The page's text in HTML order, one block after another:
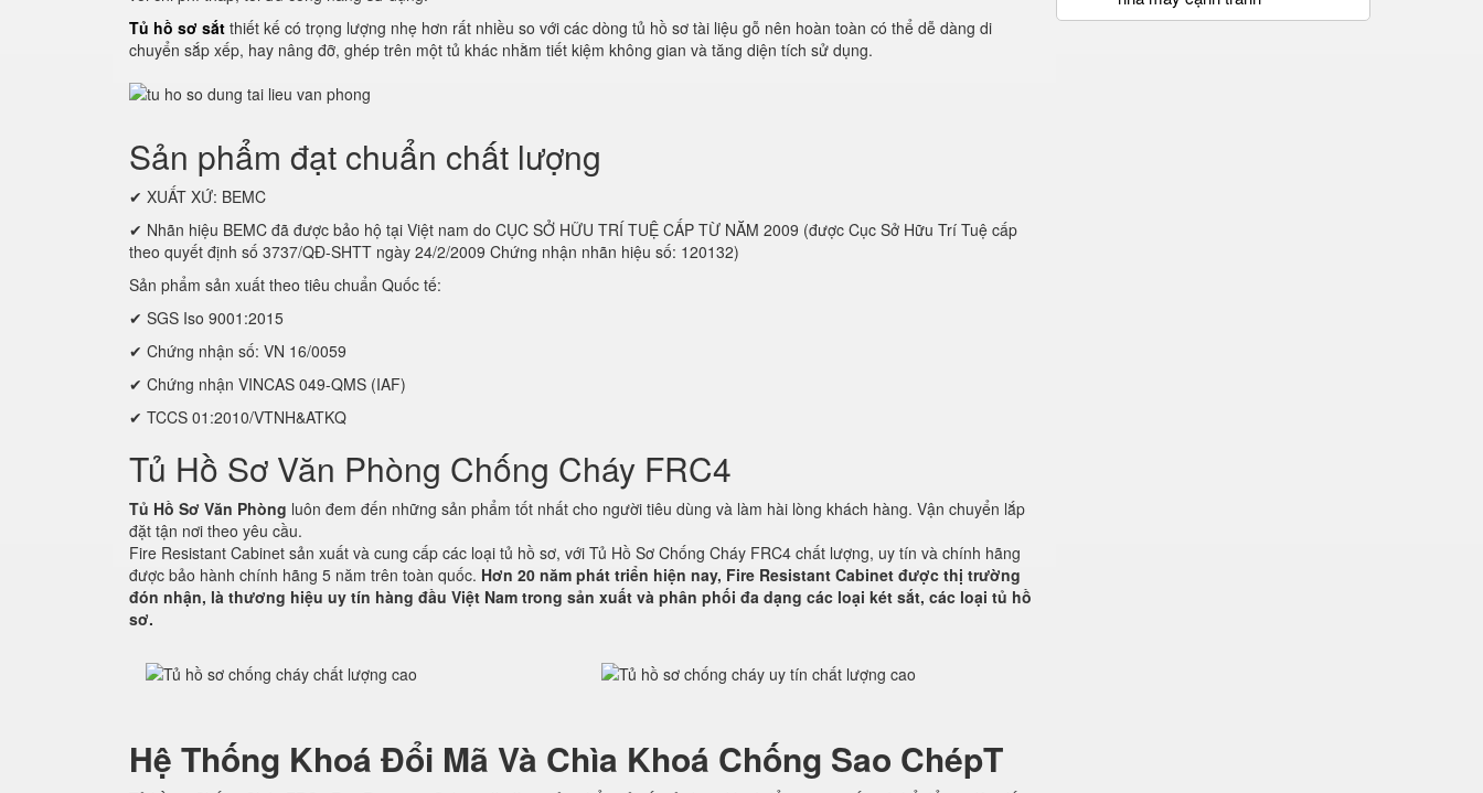
Tủ hồ sơ sắt thiết kế có trọng lượng nhẹ hơn rất nhiều so với các dòng tủ hồ sơ tài liệu gỗ nên hoàn toàn có thể dễ dàng di
chuyển sắp xếp, hay nâng đỡ, ghép trên một tủ khác nhằm tiết kiệm không gian và tăng diện tích sử dụng.
Sản phẩm đạt chuẩn chất lượng
✔ XUẤT XỨ: BEMC
✔ Nhãn hiệu BEMC đã được bảo hộ tại Việt nam do CỤC SỞ HỮU TRÍ TUỆ CẤP TỪ NĂM 2009 (được Cục Sở Hữu Trí Tuệ cấp
theo quyết định số 3737/QĐ-SHTT ngày 24/2/2009 Chứng nhận nhãn hiệu số: 120132)
Sản phẩm sản xuất theo tiêu chuẩn Quốc tế:
✔ SGS Iso 9001:2015
✔ Chứng nhận số: VN 16/0059
✔ Chứng nhận VINCAS 049-QMS (IAF)
✔ TCCS 01:2010/VTNH&ATKQ
Tủ Hồ Sơ Văn Phòng Chống Cháy FRC4
Tủ Hồ Sơ Văn Phòng luôn đem đến những sản phẩm tốt nhất cho người tiêu dùng và làm hài lòng khách hàng. Vận chuyển lắp
đặt tận nơi theo yêu cầu.
Fire Resistant Cabinet sản xuất và cung cấp các loại tủ hồ sơ, với Tủ Hồ Sơ Chống Cháy FRC4 chất lượng, uy tín và chính hãng
được bảo hành chính hãng 5 năm trên toàn quốc. Hơn 20 năm phát triển hiện nay, Fire Resistant Cabinet được thị trường
đón nhận, là thương hiệu uy tín hàng đầu Việt Nam trong sản xuất và phân phối đa dạng các loại két sắt, các loại tủ hồ
sơ.
Hệ Thống Khoá Đổi Mã Và Chìa Khoá Chống Sao ChépT